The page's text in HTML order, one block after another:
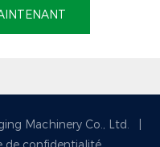
Machinery Co., Ltd.